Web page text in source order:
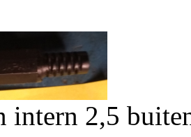
intern 2,5